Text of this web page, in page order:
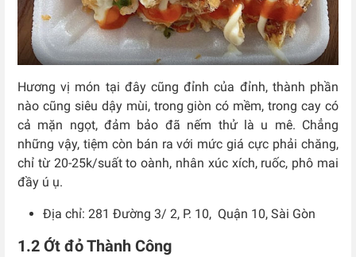
Hương vị món tại đây cũng đỉnh của đỉnh, thành phần
nào cũng siêu dậy mùi, trong giòn có mềm, trong cay có
cả mặn ngọt, đảm bảo đã nếm thử là u mê. Chẳng
những vậy, tiệm còn bán ra với mức giá cực phải chăng,
chỉ từ 20-25k/suất to oành, nhân xúc xích, ruốc, phô mai
đầy ú ụ.
Địa chỉ: 281 Đường 3/ 2, P. 10, Quận 10, Sài Gòn
1.2 Ớt đỏ Thành Công